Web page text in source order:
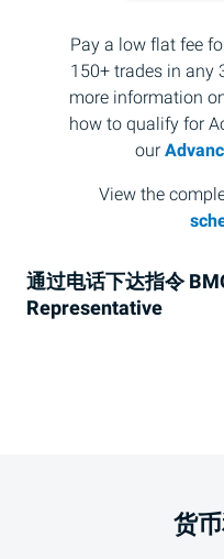
Pay a low flat fee
150+ trades in any
more information
how to qualify for
our
View the
通过电话下达指令
Representative
货